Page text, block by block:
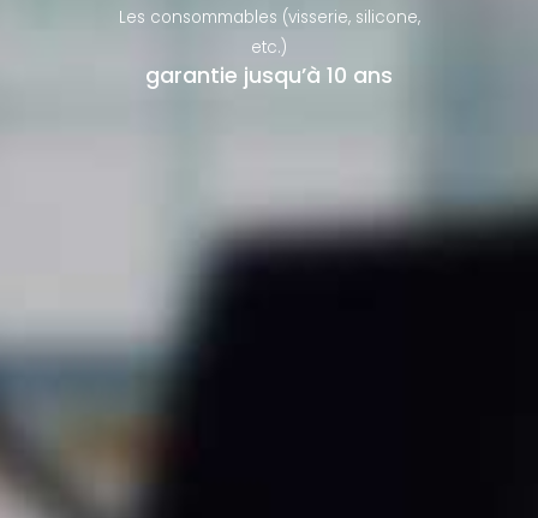
Les consommables (visserie, silicone,
etc.)
garantie jusqu’à 10 ans